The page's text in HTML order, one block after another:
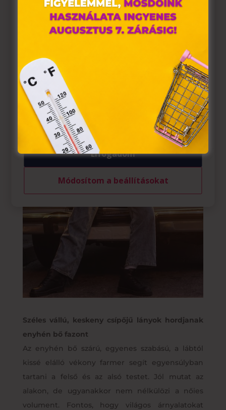
figyelmet.
Széles vállú, keskeny csípőjű lányok hordjanak
enyhén bő fazont
Az enyhén bő szárú, egyenes szabású, a lábtól
kissé elálló vékony farmer segít egyensúlyban
tartani a felső és az alsó testet. Jól mutat az
alakon, de ugyanakkor nem nélkülözi a nőies
volument. Fontos, hogy világos árnyalatokat
tárolnak webes böngészőjében. Ehhez az Ön
hozzájárulása szükséges.
A „sütiket" az elektronikus hírközlésről szóló 2003. évi C.
törvény, az elektronikus kereskedelmi szolgáltatások, az
információs társadalommal összefüggő szolgáltatások
egyes kérdéseiről szóló 2001. évi CVIII. törvény, valamint
az Európai Unió előírásainak megfelelően használjuk.
Azon weblapoknak, melyek az Európai Unió országain
belül működnek, a „sütik" használatához, és ezeknek a
felhasználó számítógépén vagy egyéb eszközén történő
tárolásához a felhasználók hozzájárulását kell kérniük.
Elfogadom
Módosítom a beállításokat